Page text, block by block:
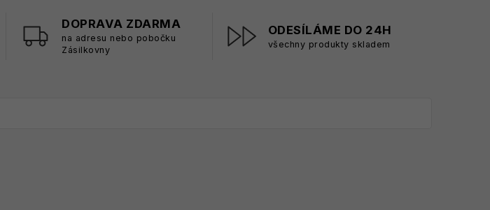
DOPRAVA ZDARMA
na adresu nebo pobočku
Zásilkovny
ODESÍLÁME DO 24H
všechny produkty skladem